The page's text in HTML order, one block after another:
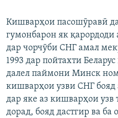
Кишварҳои пасошӯравӣ
гумонбарон як
дар чорчӯби СНГ амал
1993 дар пойтахти
далел паймони Минск
кишварҳои узви СНГ
дар яке аз кишварҳои узв
дорад, бояд дастгир ва